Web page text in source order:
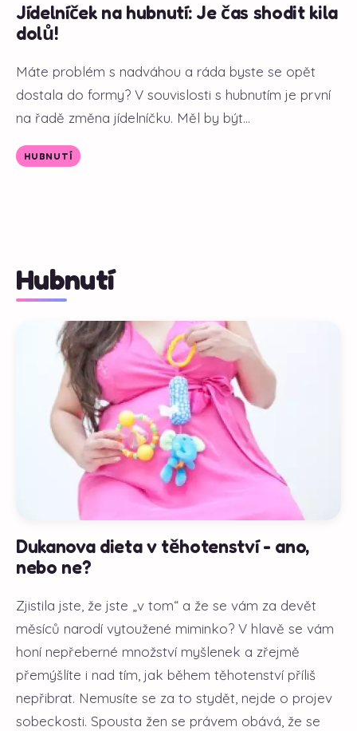
Jídelníček na hubnutí: Je čas shodit kila
dolů!
Máte problém s nadváhou a ráda byste se opět
dostala do formy? V souvislosti s hubnutím je první
na řadě změna jídelníčku. Měl by být...
HUBNUTÍ
Hubnutí
Dukanova dieta v těhotenství - ano,
nebo ne?
Zjistila jste, že jste „v tom“ a že se vám za devět
měsíců narodí vytoužené miminko? V hlavě se vám
honí nepřeberné množství myšlenek a zřejmě
přemýšlíte i nad tím, jak během těhotenství příliš
nepřibrat. Nemusíte se za to stydět, nejde o projev
sobeckosti. Spousta žen se právem obává, že se